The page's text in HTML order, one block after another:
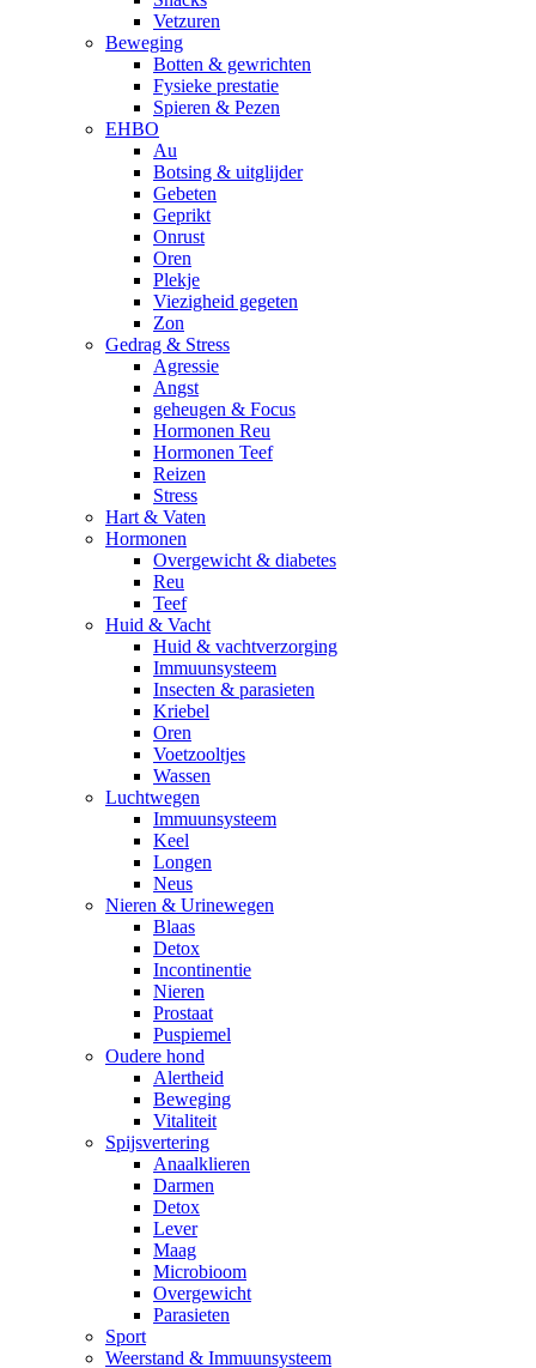
Vetzuren
Beweging
Botten & gewrichten
Fysieke prestatie
Spieren & Pezen
EHBO
Au
Botsing & uitglijder
Gebeten
Geprikt
Onrust
Oren
Plekje
Viezigheid gegeten
Zon
Gedrag & Stress
Agressie
Angst
geheugen & Focus
Hormonen Reu
Hormonen Teef
Reizen
Stress
Hart & Vaten
Hormonen
Overgewicht & diabetes
Reu
Teef
Huid & Vacht
Huid & vachtverzorging
Immuunsysteem
Insecten & parasieten
Kriebel
Oren
Voetzooltjes
Wassen
Luchtwegen
Immuunsysteem
Keel
Longen
Neus
Nieren & Urinewegen
Blaas
Detox
Incontinentie
Nieren
Prostaat
Puspiemel
Oudere hond
Alertheid
Beweging
Vitaliteit
Spijsvertering
Anaalklieren
Darmen
Detox
Lever
Maag
Microbioom
Overgewicht
Parasieten
Sport
Weerstand & Immuunsysteem